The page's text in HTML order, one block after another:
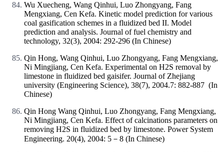
Wu Xuecheng, Wang Qinhui, Luo Zhongyang, Fang
Mengxiang, Cen Kefa. Kinetic model prediction for various
coal gasification schemes in a fluidized bed II. Model
prediction and analysis. Journal of fuel chemistry and
technology, 32(3), 2004: 292-296 (In Chinese)
Qin Hong, Wang Qinhui, Luo Zhongyang, Fang Mengxiang,
Ni Mingjiang, Cen Kefa. Experimental on H2S removal by
limestone in fluidized bed gaisifer. Journal of Zhejiang
university (Engineering Science), 38(7), 2004.7: 882-887 (In
Chinese)
Qin Hong Wang Qinhui, Luo Zhongyang, Fang Mengxiang,
Ni Mingjiang, Cen Kefa. Effect of calcinations parameters on
removing H2S in fluidized bed by limestone. Power System
Engineering. 20(4), 2004: 5－8 (In Chinese)